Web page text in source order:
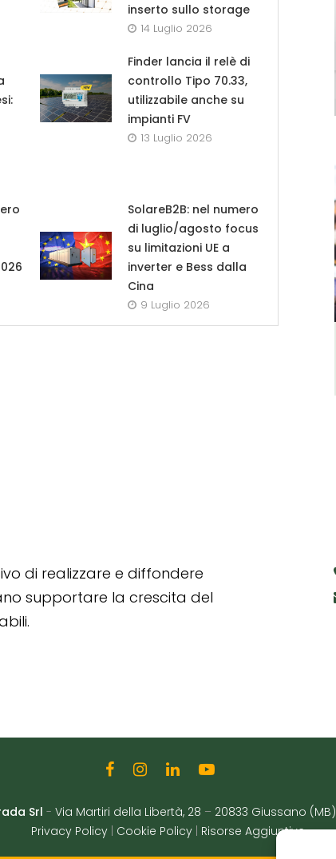
inserto sullo storage
14 Luglio 2026
Finder lancia il relè di
controllo Tipo 70.33,
utilizzabile anche su
impianti FV
13 Luglio 2026
SolareB2B: nel numero
di luglio/agosto focus
su limitazioni UE a
inverter e Bess dalla
Cina
9 Luglio 2026
di realizzare e diffondere
supportare la crescita del
Srl - Via Martiri della Libertà, 28 – 20833 Giussano (MB)
Privacy Policy
Cookie Policy Risorse Aggiuntive